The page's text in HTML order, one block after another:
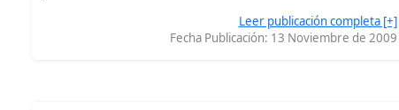
Leer publicación completa [+]
Fecha Publicación: 13 Noviembre de 2009